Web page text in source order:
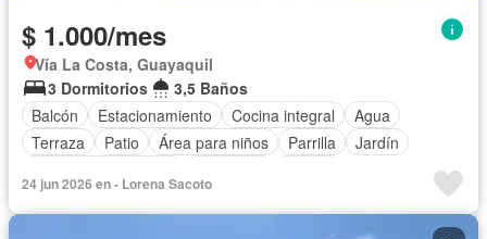
$ 1.000/mes
Vía La Costa, Guayaquil
3 Dormitorios
3,5 Baños
Balcón
Estacionamiento Cocina integral
Agua
Terraza
Patio Área para niños Parrilla
Jardín
Armario empotrado
Bodega
24 jun 2026 en - Lorena Sacoto